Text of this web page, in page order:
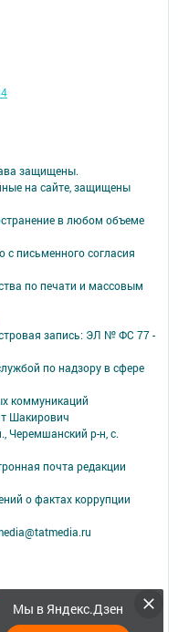
Мы в Яндекс.Дзен
защищены.
на сайте, защищены
в любом объеме
письменного согласия
по печати и массовым
запись: ЭЛ № ФС 77 -
по надзору в сфере
коммуникаций
Шакирович
Черемшанский р-н, с.
почта редакции
о фактах коррупции
персонализации сервисов и